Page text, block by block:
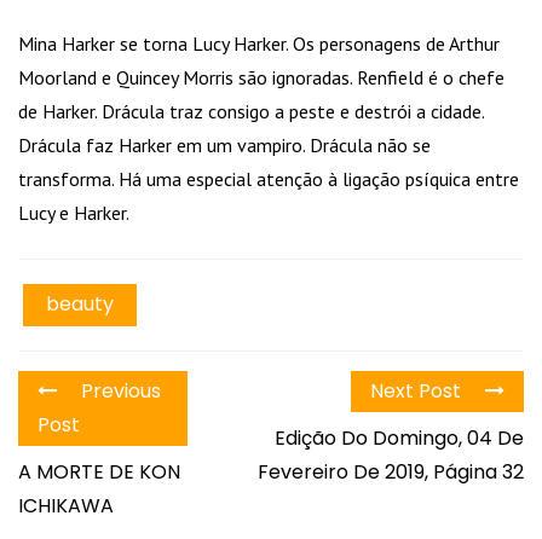
Mina Harker se torna Lucy Harker. Os personagens de Arthur
Moorland e Quincey Morris são ignoradas. Renfield é o chefe
de Harker. Drácula traz consigo a peste e destrói a cidade.
Drácula faz Harker em um vampiro. Drácula não se
transforma. Há uma especial atenção à ligação psíquica entre
Lucy e Harker.
beauty
Previous
Post
A MORTE DE KON
ICHIKAWA
Next Post
Edição Do Domingo, 04 De
Fevereiro De 2019, Página 32